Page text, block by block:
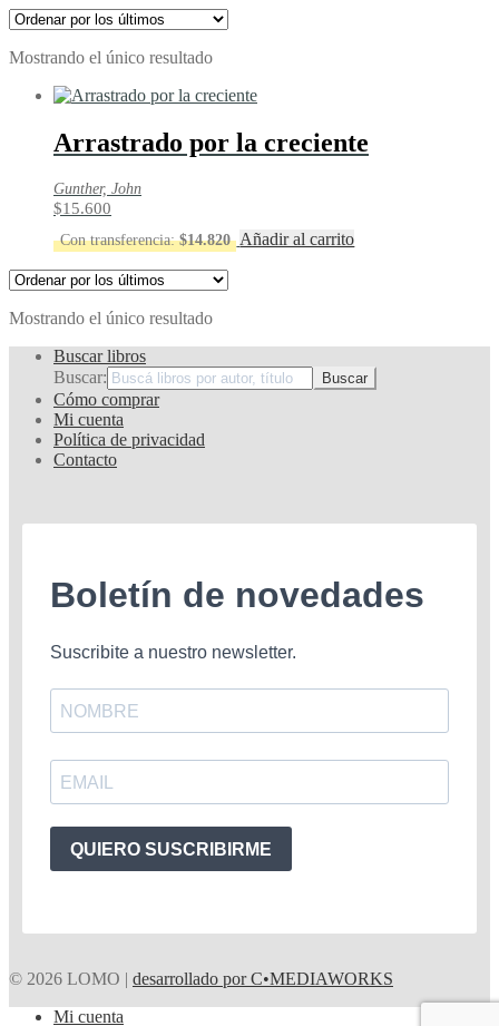
Mostrando el único resultado
Arrastrado por la creciente
Gunther, John
$15.600
Con transferencia:$14.820 Añadir al carrito
Mostrando el único resultado
Buscar libros
Buscar:
Cómo comprar
Mi cuenta
Política de privacidad
Contacto
Boletín de novedades
Suscribite a nuestro newsletter.
QUIERO SUSCRIBIRME
© 2026 LOMO | desarrollado por C•MEDIAWORKS
Mi cuenta